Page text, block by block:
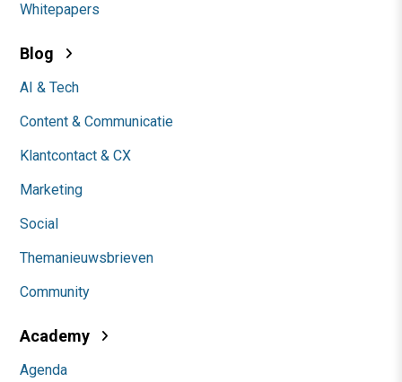
Whitepapers
Blog
AI & Tech
Content & Communicatie
Klantcontact & CX
Marketing
Social
Themanieuwsbrieven
Community
Academy
Agenda